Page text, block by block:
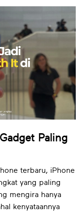
Paling
terbaru, iPhone
yang paling
mengira hanya
kenyataannya